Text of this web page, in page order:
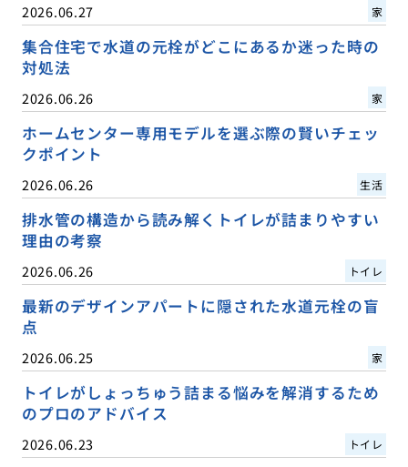
2026.06.27 家
集合住宅で水道の元栓がどこにあるか迷った時の
対処法
2026.06.26 家
ホームセンター専用モデルを選ぶ際の賢いチェッ
クポイント
2026.06.26 生活
排水管の構造から読み解くトイレが詰まりやすい
理由の考察
2026.06.26 トイレ
最新のデザインアパートに隠された水道元栓の盲
点
2026.06.25 家
トイレがしょっちゅう詰まる悩みを解消するため
のプロのアドバイス
2026.06.23 トイレ